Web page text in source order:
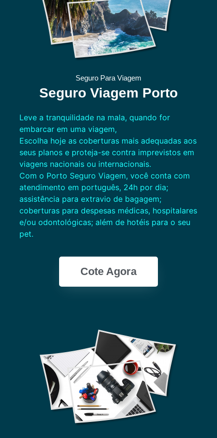
Seguro Para Viagem
Seguro Viagem Porto
Leve a tranquilidade na mala, quando for
embarcar em uma viagem,
Escolha hoje as coberturas mais adequadas aos
seus planos e proteja-se contra imprevistos em
viagens nacionais ou internacionais.
Com o Porto Seguro Viagem, você conta com
atendimento em português, 24h por dia;
assistência para extravio de bagagem;
coberturas para despesas médicas, hospitalares
e/ou odontológicas; além de hotéis para o seu
pet.
Cote Agora